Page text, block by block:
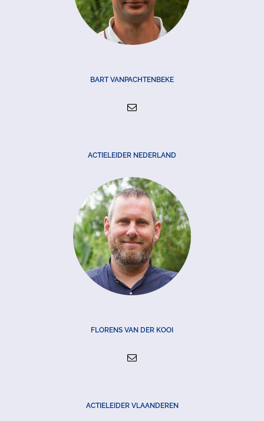
BART VANPACHTENBEKE
ACTIELEIDER NEDERLAND
FLORENS VAN DER KOOI
ACTIELEIDER VLAANDEREN